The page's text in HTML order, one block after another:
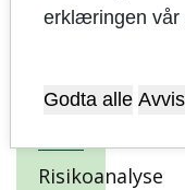
Økonomiske
bærekraftig
Risikoanalyse
erklæringen vår
Godta alle